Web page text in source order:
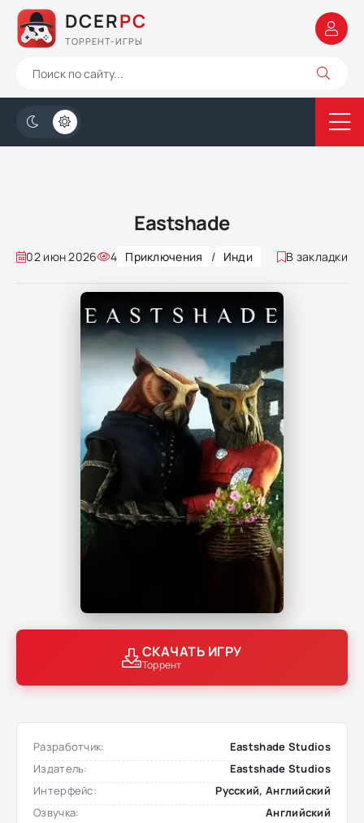
DCERPC
ТОРРЕНТ-ИГРЫ
Eastshade
02 июн 2026 4 Приключения / Инди В закладки
СКАЧАТЬ ИГРУ
Торрент
Разработчик:
Eastshade Studios
Издатель:
Eastshade Studios
Интерфейс:
Русский, Английский
Озвучка:
Английский